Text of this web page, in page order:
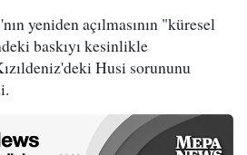
yeniden açılmasının "küresel
baskıyı kesinlikle
Husi sorununu